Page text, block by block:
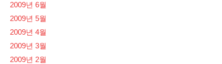
2009년 6월
2009년 5월
2009년 4월
2009년 3월
2009년 2월